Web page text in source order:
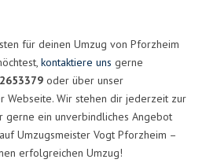
für deinen Umzug von Pforzheim
kontaktiere uns gerne
oder über unser
Webseite. Wir stehen dir jederzeit zur
gerne ein unverbindliches Angebot
Umzugsmeister Vogt Pforzheim –
erfolgreichen Umzug!